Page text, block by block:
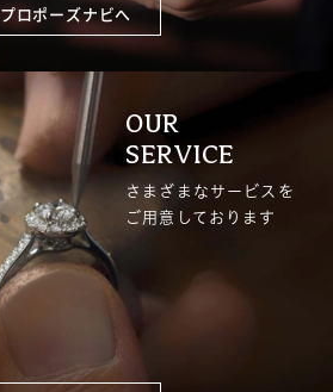
プロポーズナビへ
OUR
SERVICE
さまざまなサービスを
ご用意しております